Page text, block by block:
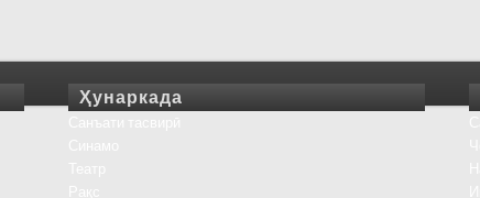
Ҳунаркада